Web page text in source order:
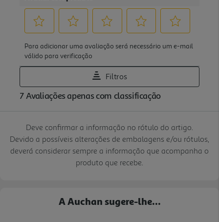
Deve confirmar a informação no rótulo do artigo.
Devido a possíveis alterações de embalagens e/ou rótulos,
deverá considerar sempre a informação que acompanha o
produto que recebe.
A Auchan sugere-lhe...